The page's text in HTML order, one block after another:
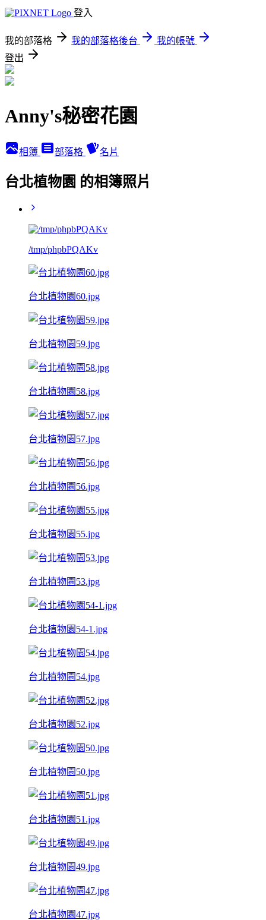
登入
我的部落格 我的部落格後台
我的帳號
登出
Anny's秘密花園
相簿 部落格 名片
台北植物園 的相簿照片
/tmp/phpbPQAKv
台北植物園60.jpg
台北植物園59.jpg
台北植物園58.jpg
台北植物園57.jpg
台北植物園56.jpg
台北植物園55.jpg
台北植物園53.jpg
台北植物園54-1.jpg
台北植物園54.jpg
台北植物園52.jpg
台北植物園50.jpg
台北植物園51.jpg
台北植物園49.jpg
台北植物園47.jpg